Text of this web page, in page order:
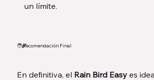
un límite.
🧑‍🌾Recomendación Final
En definitiva, el Rain Bird Easyes